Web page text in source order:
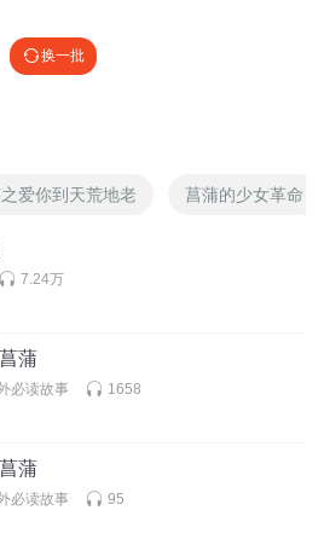
换一批
爱你到天荒地老 菖蒲的少女革命
7.24万
蒲
必读故事 1658
蒲
必读故事 95